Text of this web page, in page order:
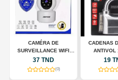
CAMÉRA DE
SURVEILLANCE WIFI
INTELLIGENTE JORTAN
JT-8183HJS
37 TND
(0)
CADENAS
ANTIVOL
19